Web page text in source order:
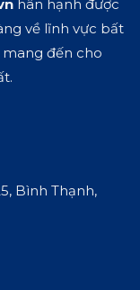
hân hạnh được
về lĩnh vực bất
đến cho
Bình Thạnh,